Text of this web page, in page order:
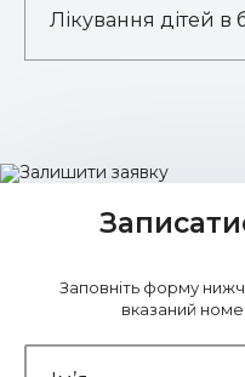
Лікування дітей в
Заповніть форму
вказаний